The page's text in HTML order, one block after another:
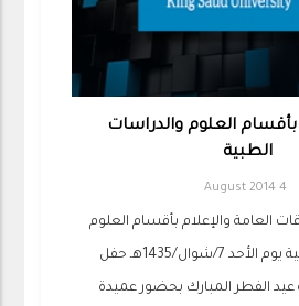
العلوم والدراسات
الطبية
4 August 2014
العامة والإعلام بأقسام العلوم
والدراسات الطبية يوم الأحد 7/شوال/1435هـ حفل
الفطر المبارك بحضور عميدة